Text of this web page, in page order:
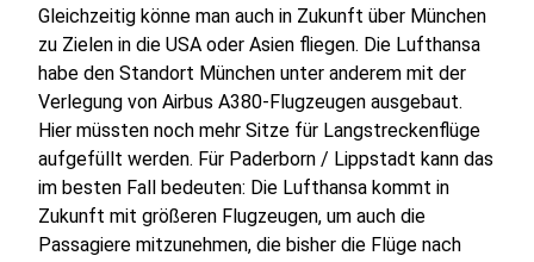
Gleichzeitig könne man auch in Zukunft über München
zu Zielen in die USA oder Asien fliegen. Die Lufthansa
habe den Standort München unter anderem mit der
Verlegung von Airbus A380-Flugzeugen ausgebaut.
Hier müssten noch mehr Sitze für Langstreckenflüge
aufgefüllt werden. Für Paderborn / Lippstadt kann das
im besten Fall bedeuten: Die Lufthansa kommt in
Zukunft mit größeren Flugzeugen, um auch die
Passagiere mitzunehmen, die bisher die Flüge nach